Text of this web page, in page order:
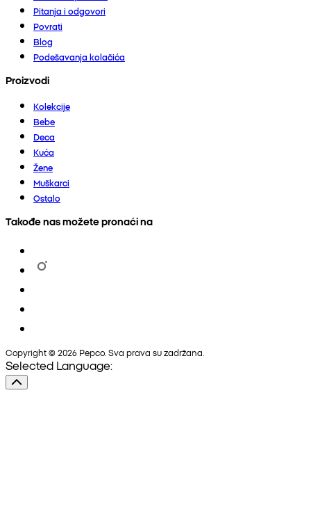
Pitanja i odgovori
Povrati
Blog
Podešavanja kolačića
Proizvodi
Kolekcije
Bebe
Deca
Kuća
Žene
Muškarci
Ostalo
Takođe nas možete pronaći na
Copyright © 2026 Pepco. Sva prava su zadržana.
Selected Language: